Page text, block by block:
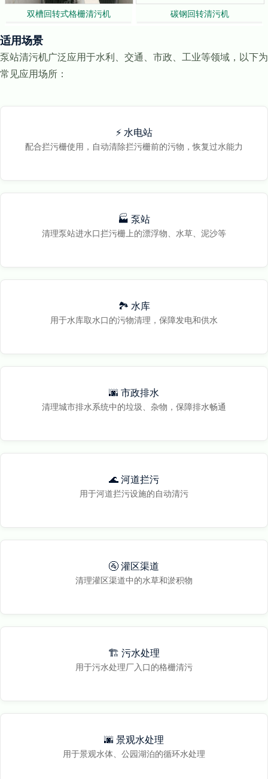
双槽回转式格栅清污机 碳钢回转清污机
适用场景
泵站清污机广泛应用于水利、交通、市政、工业等领域，以下为
常见应用场所：
⚡ 水电站
配合拦污栅使用，自动清除拦污栅前的污物，恢复过水能力
🏭 泵站
清理泵站进水口拦污栅上的漂浮物、水草、泥沙等
🏞️ 水库
用于水库取水口的污物清理，保障发电和供水
🌆 市政排水
清理城市排水系统中的垃圾、杂物，保障排水畅通
🌊 河道拦污
用于河道拦污设施的自动清污
🚰 灌区渠道
清理灌区渠道中的水草和淤积物
🏗️ 污水处理
用于污水处理厂入口的格栅清污
🌆 景观水处理
用于景观水体、公园湖泊的循环水处理